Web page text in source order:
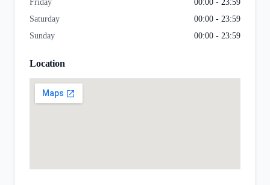
Friday
00:00 - 23:59
Saturday
00:00 - 23:59
Sunday
00:00 - 23:59
Location